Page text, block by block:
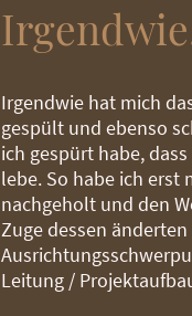
Irgendwie hat mich
gespült und ebenso
ich gespürt habe,
lebe. So habe ich erst
nachgeholt und den
Zuge dessen
Leitung /